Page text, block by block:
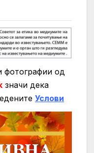
од
значи дека
Услови